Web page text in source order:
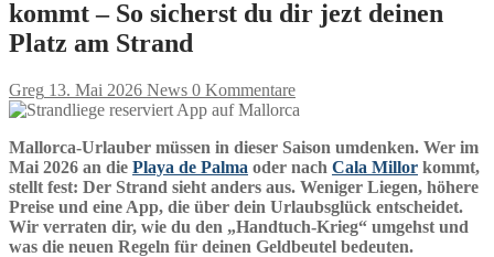
kommt – So sicherst du dir jezt deinen
Platz am Strand
Greg 13. Mai 2026 News 0 Kommentare
Mallorca-Urlauber müssen in dieser Saison umdenken. Wer im
Mai 2026 an die Playa de Palma oder nach Cala Millor kommt,
stellt fest: Der Strand sieht anders aus. Weniger Liegen, höhere
Preise und eine App, die über dein Urlaubsglück entscheidet.
Wir verraten dir, wie du den „Handtuch-Krieg“ umgehst und
was die neuen Regeln für deinen Geldbeutel bedeuten.